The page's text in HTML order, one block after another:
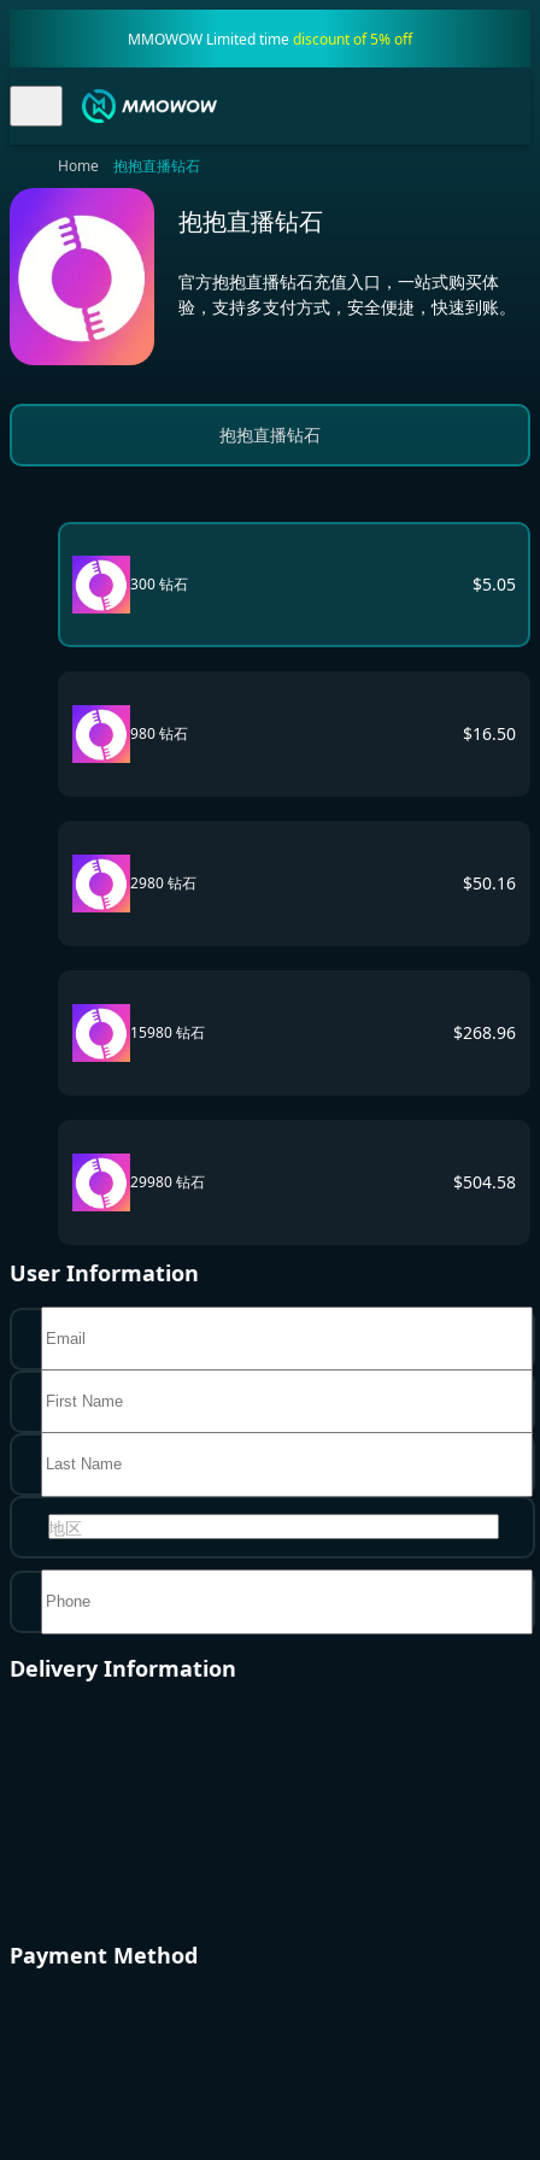
MMOWOW Limited timediscount of 5% off
Home 抱抱直播钻石
抱抱直播钻石
官方抱抱直播钻石充值入口，一站式购买体
验，支持多支付方式，安全便捷，快速到账。
抱抱直播钻石
300 钻石 $5.05
980 钻石 $16.50
2980 钻石 $50.16
15980 钻石 $268.96
29980 钻石 $504.58
User Information
地区
Delivery Information
Payment Method